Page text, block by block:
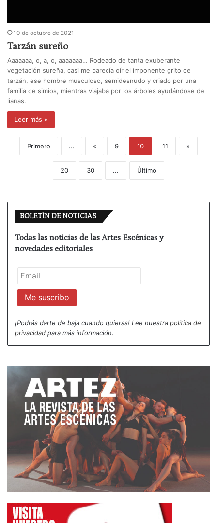
10 de octubre de 2021
Tarzán sureño
Aaaaaaa, o, a, o, aaaaaaa… Rodeado de tanta exuberante
vegetación sureña, casi me parecía oír el imponente grito de
tarzán, ese hombre musculoso, semidesnudo y criado por una
familia de simios, mientras viajaba por los árboles ayudándose de
lianas.
Leer más »
Primero ... « 9 10 11 »
20 30 ... Último
BOLETÍN DE NOTICIAS
Todas las noticias de las Artes Escénicas y
novedades editoriales
¡Podrás darte de baja cuando quieras! Lee nuestra política de
privacidad para más información.